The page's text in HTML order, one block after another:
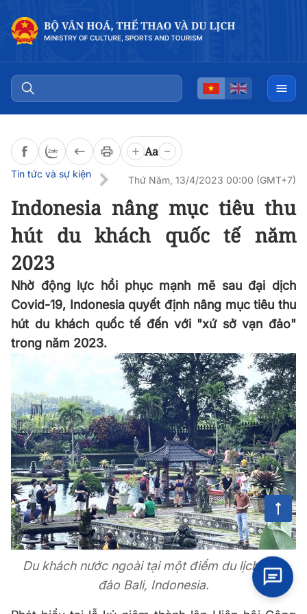
Aa
Tin tức và sự kiện
Thứ Năm, 13/4/2023 00:00 (GMT+7)
Indonesia nâng mục tiêu thu
hút du khách quốc tế năm
2023
Nhờ động lực hồi phục mạnh mẽ sau đại dịch
Covid-19, Indonesia quyết định nâng mục tiêu thu
hút du khách quốc tế đến với "xứ sở vạn đảo"
trong năm 2023.
Du khách nước ngoài tại một điểm du lịch trên
đảo Bali, Indonesia.
Đọc bài